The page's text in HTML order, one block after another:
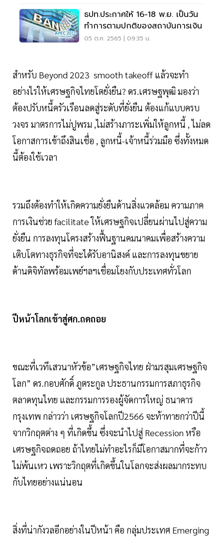
ธปท.ประกาศให้ 16-18 พ.ย. เป็นวัน
ทำการตามปกติของสถาบันการเงิน
05 ต.ค. 2565 | 09:35 น.
สำหรับ Beyond 2023 smooth takeoff แล้วจะทํา
อย่างไรให้เศรษฐกิจไทยโตยั่งยืน? ดร.เศรษฐพุฒิ มองว่า
ต้องปรับหนี้ครัวเรือนลดสู่ระดับที่ยั่งยืน ต้องแก้แบบครบ
วงจร มาตรการไม่ปูพรม ,ไม่สร้างภาระเพิ่มให้ลูกหนี้ , ไม่ลด
โอกาสการเข้าถึงสินเชื่อ , ลูกหนี้-เจ้าหนี้ร่วมมือ ซึ่งทั้งหมด
นี้ต้องใช้เวลา
รวมถึงต้องทำให้เกิดความยั่งยืนด้านสิ่งแวดล้อม ความภาค
การเงินช่วย facilitate ให้เศรษฐกิจเปลี่ยนผ่านไปสู่ความ
ยั่งยืน การลงทุนโครงสร้างฟื้นฐานคมนาคมเพื่อสร้างความ
เติบโตทางธุรกิจที่จะได้รับอานิสงค์ และการลงทุนขยาย
ด้านดิจิทัลพร้อมเพย์ฯลฯเชื่อมโยงกับประเทศทั่วโลก
ปีหน้าโลกเข้าสู่ศก.ถดถอย
ขณะที่เวทีเสวนาหัวข้อ”เศรษฐกิจไทย ฝ่ามรสุมเศรษฐกิจ
โลก” ดร.กอบศักดิ์ ภูตระกูล ประธานกรรมการสภาธุรกิจ
ตลาดทุนไทย และกรรมการรองผู้จัดการใหญ่ ธนาคาร
กรุงเทพ กล่าวว่า เศรษฐกิจโลกปี2566 จะท้าทายกว่าปีนี้
จากวิกฤตต่าง ๆ ที่เกิดขึ้น ซึ่งจะนำไปสู่ Recession หรือ
เศรษฐกิจถดถอย ถ้าไทยไม่ทำอะไรก็มีโอกาสมากที่จะก้าว
ไม่พ้นเหว เพราะวิกฤตที่เกิดขึ้นในโลกจะส่งผลมากระทบ
กับไทยอย่างแน่นอน
สิ่งที่น่ากังวลอีกอย่างในปีหน้า คือ กลุ่มประเทศ Emerging